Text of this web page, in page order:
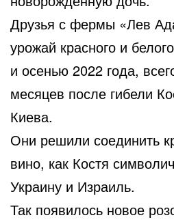
Друзья с фермы «Лев
урожай красного и
и осенью 2022 года,
месяцев после гибели
Киева.
Они решили соединить
вино, как Костя
Украину и Израиль.
Так появилось новое